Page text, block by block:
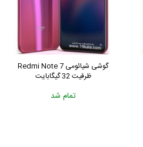
گوشی شیائومی Redmi Note 7
ظرفیت 32 گیگابایت
تمام شد